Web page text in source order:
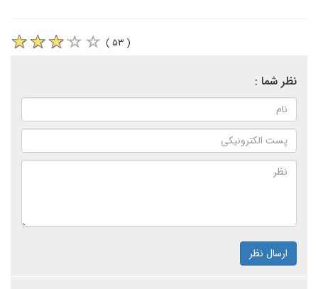
( ۵۳ )
نظر شما :
ارسال نظر